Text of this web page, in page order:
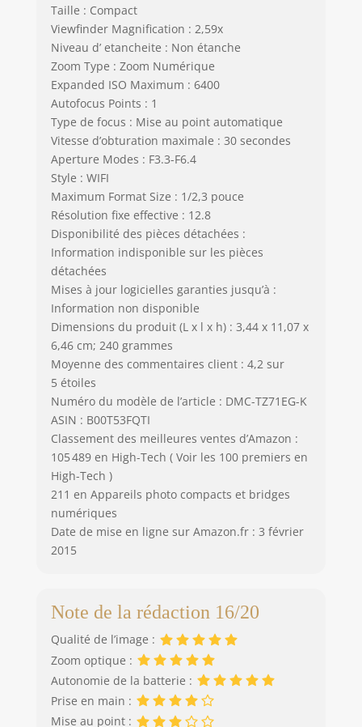
Taille : Compact
Viewfinder Magnification : 2,59x
Niveau d’ etancheite : Non étanche
Zoom Type : Zoom Numérique
Expanded ISO Maximum : 6400
Autofocus Points : 1
Type de focus : Mise au point automatique
Vitesse d’obturation maximale : 30 secondes
Aperture Modes : F3.3-F6.4
Style : WIFI
Maximum Format Size : 1/2,3 pouce
Résolution fixe effective : 12.8
Disponibilité des pièces détachées :
Information indisponible sur les pièces
détachées
Mises à jour logicielles garanties jusqu’à :
Information non disponible
Dimensions du produit (L x l x h) : 3,44 x 11,07 x
6,46 cm; 240 grammes
Moyenne des commentaires client : 4,2 sur
5 étoiles
Numéro du modèle de l’article : DMC-TZ71EG-K
ASIN : B00T53FQTI
Classement des meilleures ventes d’Amazon :
105 489 en High-Tech ( Voir les 100 premiers en
High-Tech )
211 en Appareils photo compacts et bridges
numériques
Date de mise en ligne sur Amazon.fr : 3 février
2015
Note de la rédaction 16/20
Qualité de l’image :
Zoom optique :
Autonomie de la batterie :
Prise en main :
Mise au point :